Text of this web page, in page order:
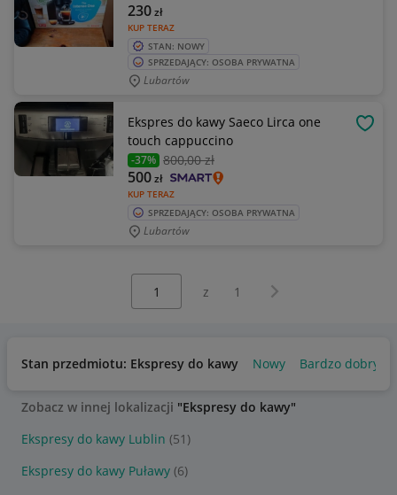
KUP TERAZ
230zł
STAN: NOWY
SPRZEDAJĄCY: OSOBA PRYWATNA
Lubartów
Ekspres do kawy Saeco Lirca one
touch cappuccino
-37% 800,00 zł
KUP TERAZ
500zł
SPRZEDAJĄCY: OSOBA PRYWATNA
Lubartów
z 1 Następna strona
Stan przedmiotu: Ekspresy do kawy Nowy Bardzo dobry
Zobacz w innej lokalizacji "Ekspresy do kawy"
Ekspresy do kawy Lublin (51)
Ekspresy do kawy Puławy (6)